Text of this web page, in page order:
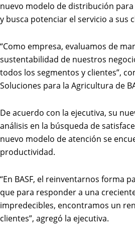
nuevo modelo de distribución
y busca potenciar el servicio a sus
“Como empresa, evaluamos de
sustentabilidad de nuestros
todos los segmentos y clientes”,
Soluciones para la Agricultura de
De acuerdo con la ejecutiva, su
análisis en la búsqueda de
nuevo modelo de atención se
productividad.
“En BASF, el reinventarnos forma
que para responder a una
impredecibles, encontramos un
clientes”, agregó la ejecutiva.